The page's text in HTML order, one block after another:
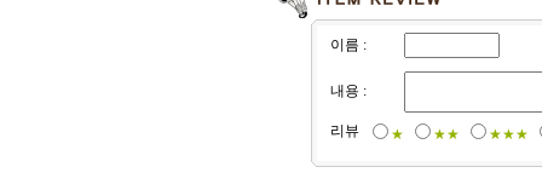
이름 :
내용 :
리뷰 ★ ★★ ★★★